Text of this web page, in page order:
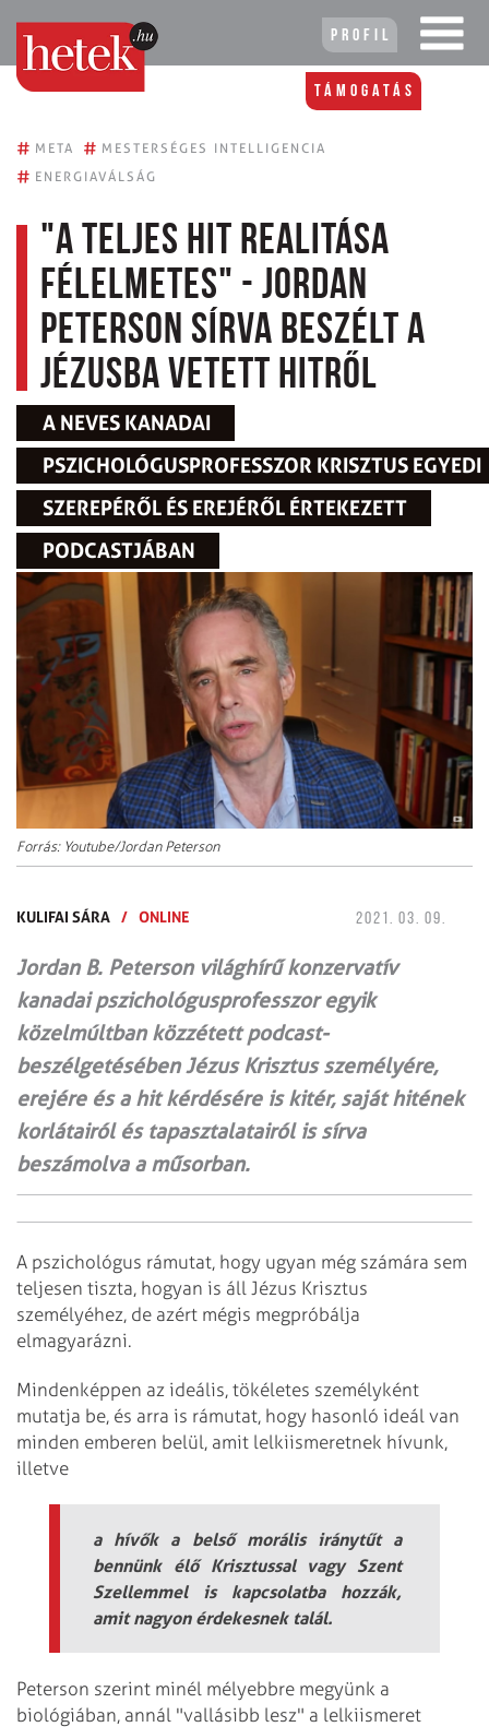
Profil
Támogatás
# META # MESTERSÉGES INTELLIGENCIA
# ENERGIAVÁLSÁG
"A teljes hit realitása
félelmetes" - Jordan
Peterson sírva beszélt a
Jézusba vetett hitről
A NEVES KANADAI
PSZICHOLÓGUSPROFESSZOR KRISZTUS EGYEDI
SZEREPÉRŐL ÉS EREJÉRŐL ÉRTEKEZETT
PODCASTJÁBAN
Forrás: Youtube/Jordan Peterson
KULIFAI SÁRA / ONLINE 2021. 03. 09.
Jordan B. Peterson világhírű konzervatív
kanadai pszichológusprofesszor egyik
közelmúltban közzétett podcast-
beszélgetésében Jézus Krisztus személyére,
erejére és a hit kérdésére is kitér, saját hitének
korlátairól és tapasztalatairól is sírva
beszámolva a műsorban.
A pszichológus rámutat, hogy ugyan még számára sem
teljesen tiszta, hogyan is áll Jézus Krisztus
személyéhez, de azért mégis megpróbálja
elmagyarázni.
Mindenképpen az ideális, tökéletes személyként
mutatja be, és arra is rámutat, hogy hasonló ideál van
minden emberen belül, amit lelkiismeretnek hívunk,
illetve
a hívők a belső morális iránytűt a
bennünk élő Krisztussal vagy Szent
Szellemmel is kapcsolatba hozzák,
amit nagyon érdekesnek talál.
Peterson szerint minél mélyebbre megyünk a
biológiában, annál "vallásibb lesz" a lelkiismeret